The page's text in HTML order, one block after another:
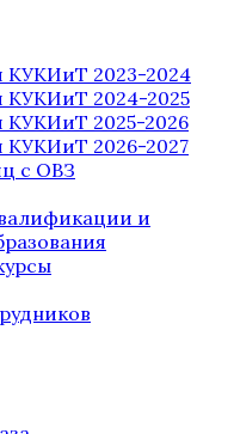
КУКИиТ 2023-2024
КУКИиТ 2024-2025
КУКИиТ 2025-2026
КУКИиТ 2026-2027
с ОВЗ
и